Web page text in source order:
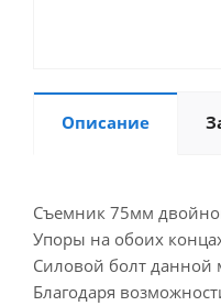
Описание
Съемник 75мм
Упоры на обоих
Силовой болт данной
Благодаря